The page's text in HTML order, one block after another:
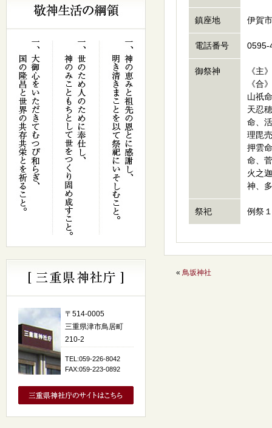
鎮座地 伊賀
電話番号 0595-
御祭神
《主
《合
山祇
天忍
命、
理毘
押雲
命、
火之
神、
祭祀 例祭
« 鳥坂神社
〒514-0005
三重県津市鳥居町
210-2
TEL:059-226-8042
FAX:059-223-0892